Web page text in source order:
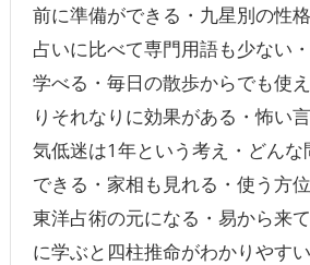
前に準備ができる・九星別の性
占いに比べて専門用語も少ない
学べる・毎日の散歩からでも使
りそれなりに効果がある・怖い
気低迷は1年という考え・どん
できる・家相も見れる・使う方
東洋占術の元になる・易から来
に学ぶと四柱推命がわかりやすい